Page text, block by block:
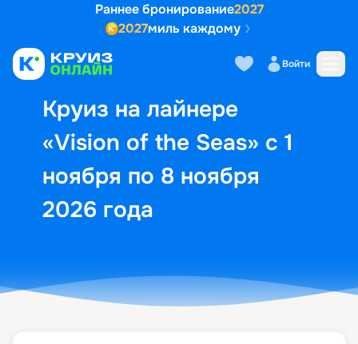
Раннее бронирование2027
2027миль каждому
Войти
Круиз на лайнере
«Vision of the Seas» с 1
ноября по 8 ноября
2026 года
Выбор кают Маршрут и